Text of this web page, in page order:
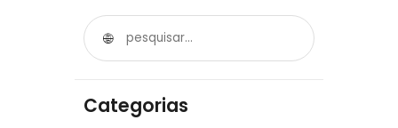
Categorias